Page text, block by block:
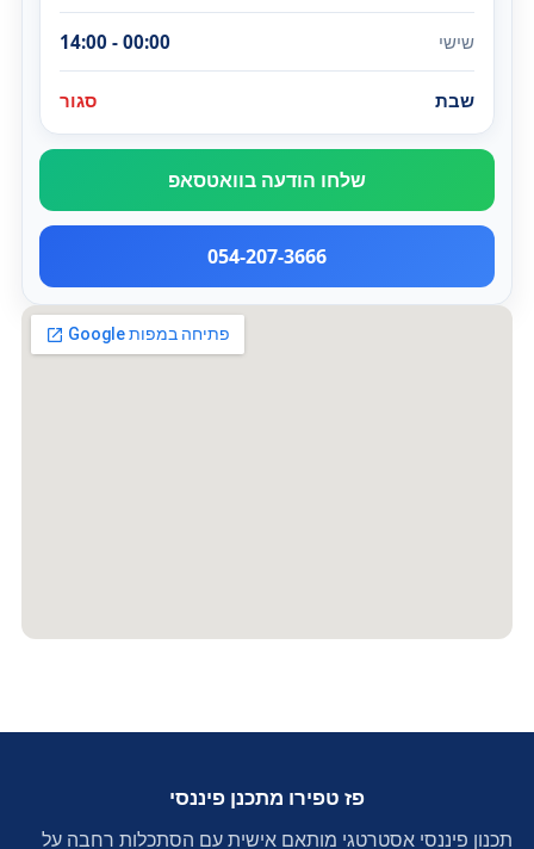
שישי 14:00 - 00:00
שבת סגור
שלחו הודעה בוואטסאפ
054-207-3666
פז טפירו מתכנן פיננסי
תכנון פיננסי אסטרטגי מותאם אישית עם הסתכלות רחבה על